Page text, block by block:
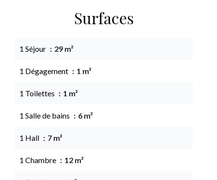
Surfaces
1 Séjour 29 m²
1 Dégagement 1 m²
1 Toilettes 1 m²
1 Salle de bains 6 m²
1 Hall 7 m²
1 Chambre 12 m²